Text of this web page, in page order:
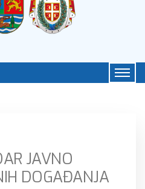
JAVNO
DOGAĐANJA